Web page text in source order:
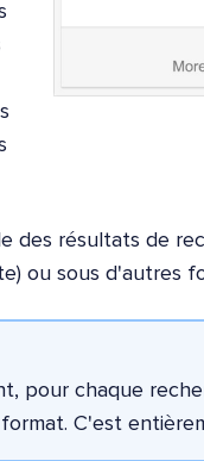
des résultats de
ou sous d'autres
pour chaque
C'est